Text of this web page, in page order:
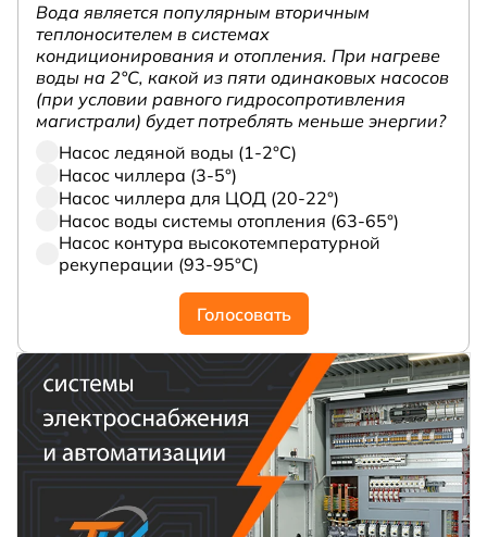
Вода является популярным вторичным
теплоносителем в системах
кондиционирования и отопления. При нагреве
воды на 2°С, какой из пяти одинаковых насосов
(при условии равного гидросопротивления
магистрали) будет потреблять меньше энергии?
Насос ледяной воды (1-2°С)
Насос чиллера (3-5°)
Насос чиллера для ЦОД (20-22°)
Насос воды системы отопления (63-65°)
Насос контура высокотемпературной
рекуперации (93-95°С)
Голосовать